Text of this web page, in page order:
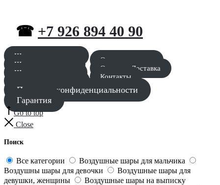
☎ +7 926 894 40 90
Шары для мальчика
Шары для девочки
Шары для девушки
Оставить заявку
Оплата и Доставка
Контакты
Политика конфиденциальности
Гарантия
Go to top
Close
Поиск
Все категории
Воздушные шары для мальчика
Воздушны шары для девочки
Воздушные шары для
девушки, женщины
Воздушные шары на выписку